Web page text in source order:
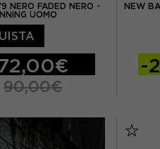
NERO FADED NERO -
UOMO
EUR 42 / US 8.5
90,00€
NEW
-